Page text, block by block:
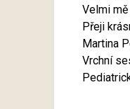
Velmi
Přeji
Martina
Vrchní